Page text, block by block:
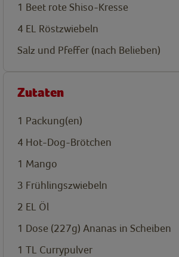
1 Beet rote Shiso-Kresse
4 EL Röstzwiebeln
Salz und Pfeffer (nach Belieben)
Zutaten
1 Packung(en)
4 Hot-Dog-Brötchen
1 Mango
3 Frühlingszwiebeln
2 EL Öl
1 Dose (227g) Ananas in Scheiben
1 TL Currypulver